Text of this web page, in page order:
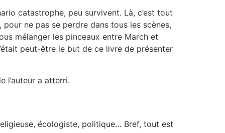
catastrophe, peu survivent. Là, c’est tout
ne pas se perdre dans tous les scènes,
mélanger les pinceaux entre March et
peut-être le but de ce livre de présenter
l’auteur a atterri.
écologiste, politique… Bref, tout est